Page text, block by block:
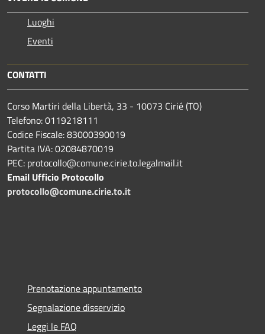
Luoghi
Eventi
CONTATTI
Corso Martiri della Libertà, 33 - 10073 Cirié (TO)
Telefono: 0119218111
Codice Fiscale: 83000390019
Partita IVA: 02084870019
PEC: protocollo@comune.cirie.to.legalmail.it
Email Ufficio Protocollo
protocollo@comune.cirie.to.it
Prenotazione appuntamento
Segnalazione disservizio
Leggi le FAQ